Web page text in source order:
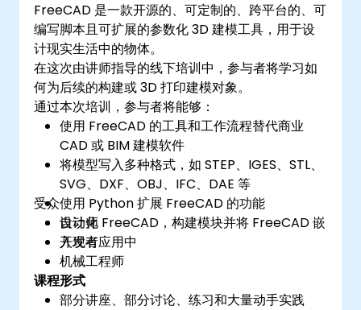
FreeCAD 是一款开源的、可定制的、跨平台的、可
编写脚本且可扩展的参数化 3D 建模工具，用于设
计现实生活中的物体。
在这次由讲师指导的线下培训中，参与者将学习如
何为后续的构建或 3D 打印建模对象。
通过本次培训，参与者将能够：
使用 FreeCAD 的工具和工作流程替代商业
CAD 或 BIM 建模软件
将模型写入多种格式，如 STEP、IGES、STL、
SVG、DXF、OBJ、IFC、DAE 等
使用 Python 扩展 FreeCAD 的功能
自动化 FreeCAD，构建模块并将 FreeCAD 嵌
入现有应用中
受众
设计师
开发者
机械工程师
课程形式
部分讲座、部分讨论、练习和大量动手实践